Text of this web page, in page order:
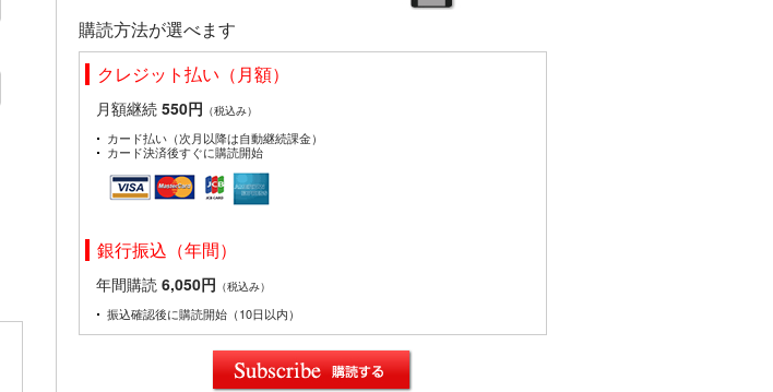
購読方法が選べます
クレジット払い（月額）
月額継続 550円 （税込み）
カード払い（次月以降は自動継続課金）
カード決済後すぐに購読開始
銀行振込（年間）
年間購読 6,050円 （税込み）
振込確認後に購読開始（10日以内）